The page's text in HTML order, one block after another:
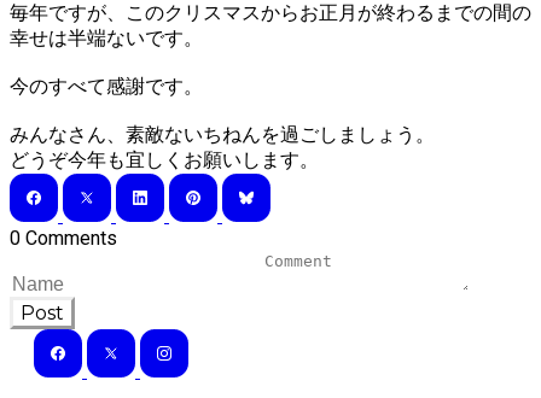
毎年ですが、このクリスマスからお正月が終わるまでの間の
幸せは半端ないです。
今のすべて感謝です。
みんなさん、素敵ないちねんを過ごしましょう。
​どうぞ今年も宜しくお願いします。
0 Comments
Post